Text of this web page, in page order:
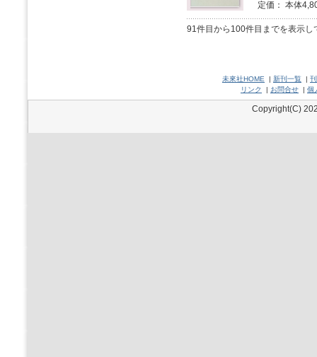
定価： 本体
91件目から100件目までを表示し
未來社HOME | 新刊一覧 |
リンク
| お問合せ | 個
Copyright(C)